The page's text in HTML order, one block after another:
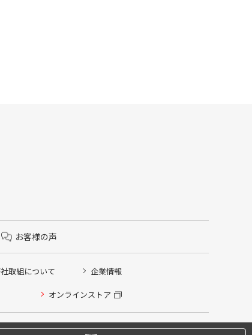
お客様の声
取組について 企業情報
オンラインストア